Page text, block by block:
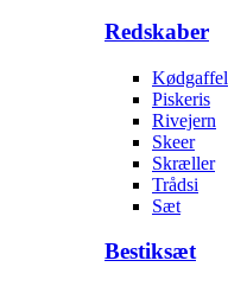
Redskaber
Kødgaffel
Piskeris
Rivejern
Skeer
Skræller
Trådsi
Sæt
Bestiksæt